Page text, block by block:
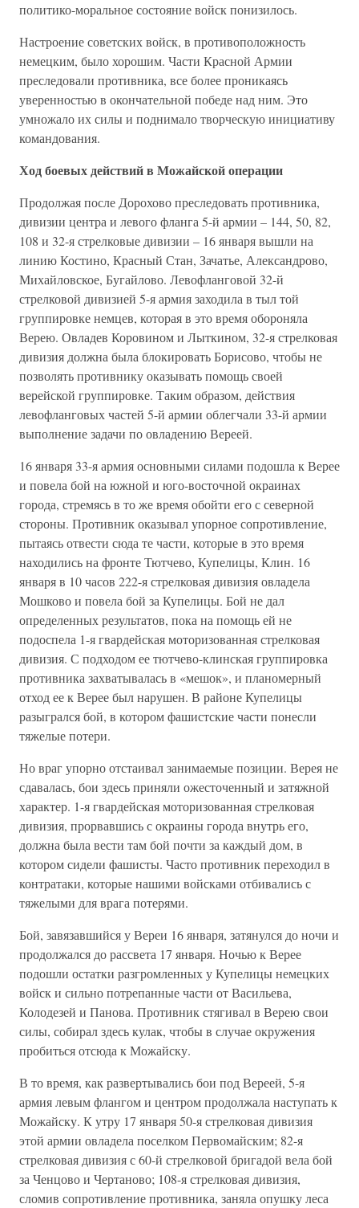
политико-моральное состояние войск понизилось.
Настроение советских войск, в противоположность
немецким, было хорошим. Части Красной Армии
преследовали противника, все более проникаясь
уверенностью в окончательной победе над ним. Это
умножало их силы и поднимало творческую инициативу
командования.
Ход боевых действий в Можайской операции
Продолжая после Дорохово преследовать противника,
дивизии центра и левого фланга 5-й армии – 144, 50, 82,
108 и 32-я стрелковые дивизии – 16 января вышли на
линию Костино, Красный Стан, Зачатье, Александрово,
Михайловское, Бугайлово. Левофланговой 32-й
стрелковой дивизией 5-я армия заходила в тыл той
группировке немцев, которая в это время обороняла
Верею. Овладев Коровином и Лыткином, 32-я стрелковая
дивизия должна была блокировать Борисово, чтобы не
позволять противнику оказывать помощь своей
верейской группировке. Таким образом, действия
левофланговых частей 5-й армии облегчали 33-й армии
выполнение задачи по овладению Вереей.
16 января 33-я армия основными силами подошла к Верее
и повела бой на южной и юго-восточной окраинах
города, стремясь в то же время обойти его с северной
стороны. Противник оказывал упорное сопротивление,
пытаясь отвести сюда те части, которые в это время
находились на фронте Тютчево, Купелицы, Клин. 16
января в 10 часов 222-я стрелковая дивизия овладела
Мошково и повела бой за Купелицы. Бой не дал
определенных результатов, пока на помощь ей не
подоспела 1-я гвардейская моторизованная стрелковая
дивизия. С подходом ее тютчево-клинская группировка
противника захватывалась в «мешок», и планомерный
отход ее к Верее был нарушен. В районе Купелицы
разыгрался бой, в котором фашистские части понесли
тяжелые потери.
Но враг упорно отстаивал занимаемые позиции. Верея не
сдавалась, бои здесь приняли ожесточенный и затяжной
характер. 1-я гвардейская моторизованная стрелковая
дивизия, прорвавшись с окраины города внутрь его,
должна была вести там бой почти за каждый дом, в
котором сидели фашисты. Часто противник переходил в
контратаки, которые нашими войсками отбивались с
тяжелыми для врага потерями.
Бой, завязавшийся у Вереи 16 января, затянулся до ночи и
продолжался до рассвета 17 января. Ночью к Верее
подошли остатки разгромленных у Купелицы немецких
войск и сильно потрепанные части от Васильева,
Колодезей и Панова. Противник стягивал в Верею свои
силы, собирал здесь кулак, чтобы в случае окружения
пробиться отсюда к Можайску.
В то время, как развертывались бои под Вереей, 5-я
армия левым флангом и центром продолжала наступать к
Можайску. К утру 17 января 50-я стрелковая дивизия
этой армии овладела поселком Первомайским; 82-я
стрелковая дивизия с 60-й стрелковой бригадой вела бой
за Ченцово и Чертаново; 108-я стрелковая дивизия,
сломив сопротивление противника, заняла опушку леса